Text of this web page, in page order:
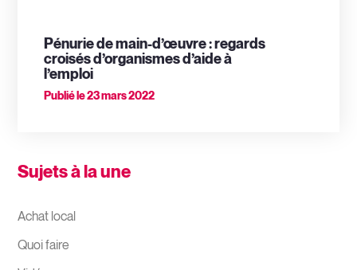
Pénurie de main-d’œuvre : regards
croisés d’organismes d’aide à
l’emploi
Publié le23 mars 2022
Sujets à la une
Achat local
Quoi faire